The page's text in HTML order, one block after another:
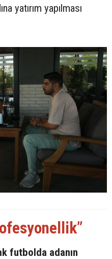
yatırım yapılması
futbolda adanın